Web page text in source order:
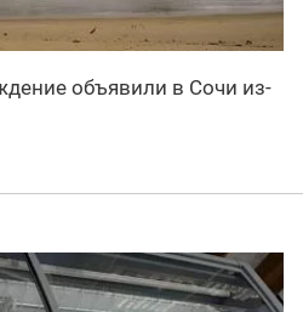
объявили в Сочи из-